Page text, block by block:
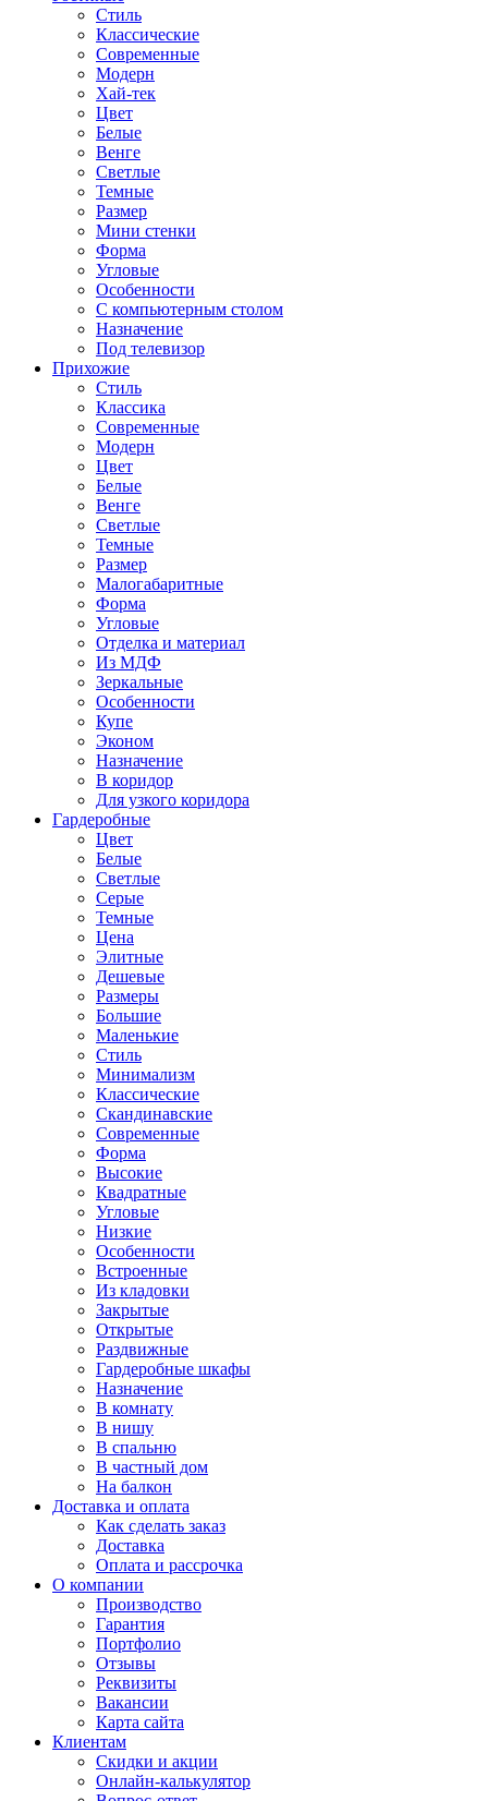
Стиль
Классические
Современные
Модерн
Хай-тек
Цвет
Белые
Венге
Светлые
Темные
Размер
Мини стенки
Форма
Угловые
Особенности
С компьютерным столом
Назначение
Под телевизор
Прихожие
Стиль
Классика
Современные
Модерн
Цвет
Белые
Венге
Светлые
Темные
Размер
Малогабаритные
Форма
Угловые
Отделка и материал
Из МДФ
Зеркальные
Особенности
Купе
Эконом
Назначение
В коридор
Для узкого коридора
Гардеробные
Цвет
Белые
Светлые
Серые
Темные
Цена
Элитные
Дешевые
Размеры
Большие
Маленькие
Стиль
Минимализм
Классические
Скандинавские
Современные
Форма
Высокие
Квадратные
Угловые
Низкие
Особенности
Встроенные
Из кладовки
Закрытые
Открытые
Раздвижные
Гардеробные шкафы
Назначение
В комнату
В нишу
В спальню
В частный дом
На балкон
Доставка и оплата
Как сделать заказ
Доставка
Оплата и рассрочка
О компании
Производство
Гарантия
Портфолио
Отзывы
Реквизиты
Вакансии
Карта сайта
Клиентам
Скидки и акции
Онлайн-калькулятор